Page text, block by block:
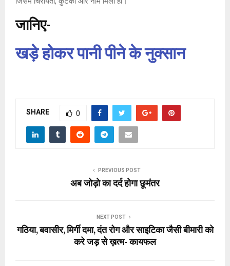
जानिए-
खड़े होकर पानी पीने के नुक्सान
SHARE 0
PREVIOUS POST
अब जोड़ो का दर्द होगा छूमंतर
NEXT POST
गठिया, बवासीर, मिर्गी दमा, दंत रोग और साइटिका जैसी बीमारी को
करे जड़ से ख़त्म- कायफल